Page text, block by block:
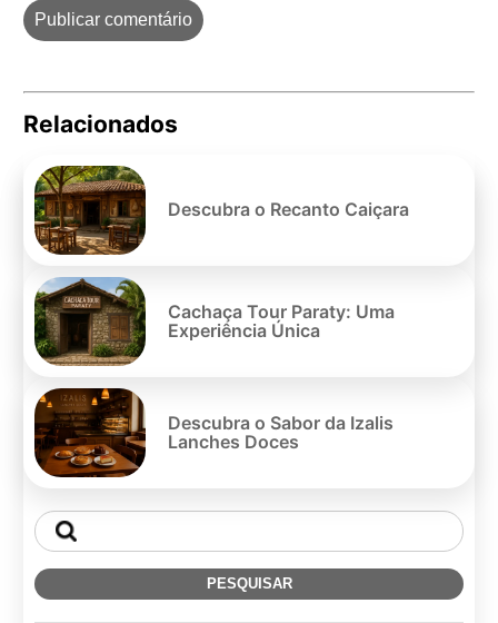
Relacionados
Descubra o Recanto Caiçara
Cachaça Tour Paraty: Uma
Experiência Única
Descubra o Sabor da Izalis
Lanches Doces